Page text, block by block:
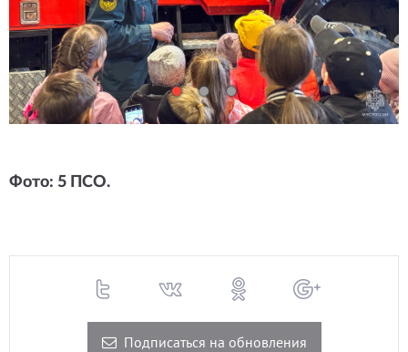
Фото: 5 ПСО.
Подписаться на обновления